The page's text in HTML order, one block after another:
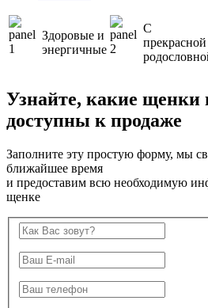
Здоровые и
энергичные
С
прекрасной
Узнайте, какие щенки
доступны к продаже
Заполните эту простую форму, мы
ближайшее время
и предоставим всю необходимую
щенке